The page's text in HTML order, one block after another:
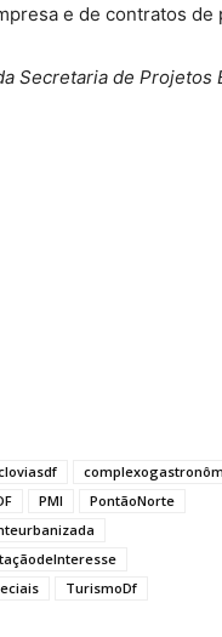
e de contratos de
Secretaria de Projetos
PMI
PontãoNorte
TurismoDf